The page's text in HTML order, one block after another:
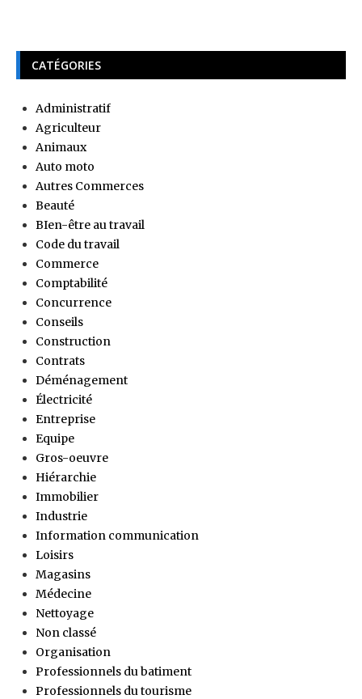
CATÉGORIES
Administratif
Agriculteur
Animaux
Auto moto
Autres Commerces
Beauté
BIen-être au travail
Code du travail
Commerce
Comptabilité
Concurrence
Conseils
Construction
Contrats
Déménagement
Électricité
Entreprise
Equipe
Gros-oeuvre
Hiérarchie
Immobilier
Industrie
Information communication
Loisirs
Magasins
Médecine
Nettoyage
Non classé
Organisation
Professionnels du batiment
Professionnels du tourisme